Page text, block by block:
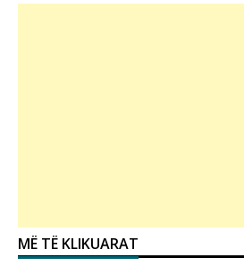
MË TË KLIKUARAT